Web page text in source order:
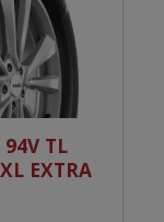
94V TL
EXTRA